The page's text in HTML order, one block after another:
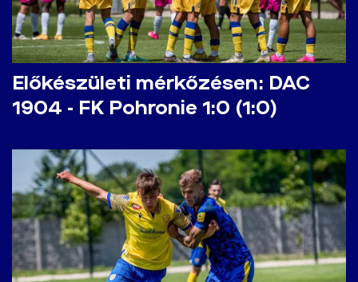
Előkészületi mérkőzésen: DAC
1904 - FK Pohronie 1:0 (1:0)